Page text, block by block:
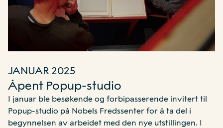
JANUAR 2025
Åpent Popup-studio
I januar ble besøkende og forbipasserende invitert til
Popup-studio på Nobels Fredssenter for å ta del i
begynnelsen av arbeidet med den nye utstillingen. I